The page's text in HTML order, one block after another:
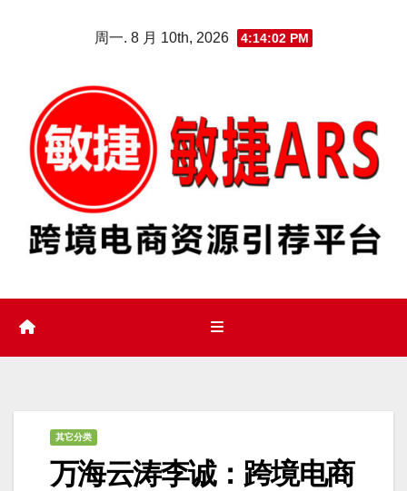
周一. 8 月 10th, 2026 4:14:03 PM
其它分类
万海云涛李诚：跨境电商